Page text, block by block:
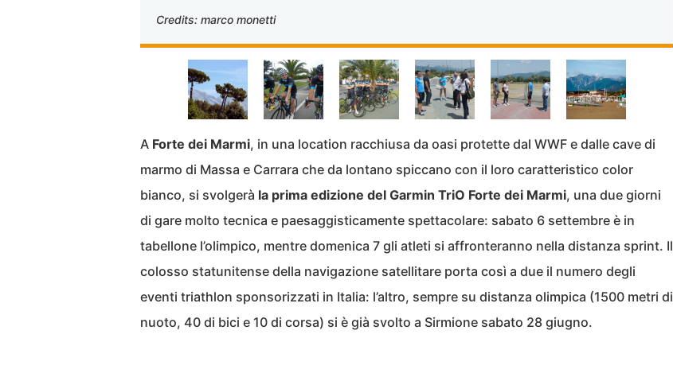
Credits: marco monetti
A Forte dei Marmi, in una location racchiusa da oasi protette dal WWF e dalle cave di
marmo di Massa e Carrara che da lontano spiccano con il loro caratteristico color
bianco, si svolgerà la prima edizione del Garmin TriO Forte dei Marmi, una due giorni
di gare molto tecnica e paesaggisticamente spettacolare: sabato 6 settembre è in
tabellone l’olimpico, mentre domenica 7 gli atleti si affronteranno nella distanza sprint. Il
colosso statunitense della navigazione satellitare porta così a due il numero degli
eventi triathlon sponsorizzati in Italia: l’altro, sempre su distanza olimpica (1500 metri di
nuoto, 40 di bici e 10 di corsa) si è già svolto a Sirmione sabato 28 giugno.